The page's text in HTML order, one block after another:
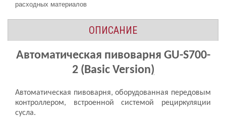
расходных материалов
ОПИСАНИЕ
Автоматическая пивоварня GU-S700-
2 (Basic Version)
Автоматическая пивоварня, оборудованная передовым
контроллером, встроенной системой рециркуляции
сусла.